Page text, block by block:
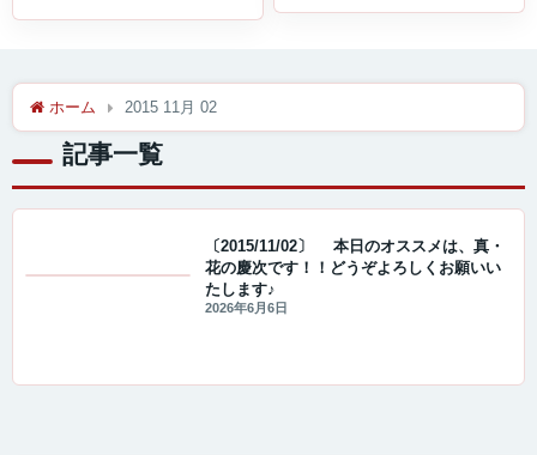
ホーム 2015 11月 02
記事一覧
〔2015/11/02〕 本日のオススメは、真・
花の慶次です！！どうぞよろしくお願いい
たします♪
2026年6月6日